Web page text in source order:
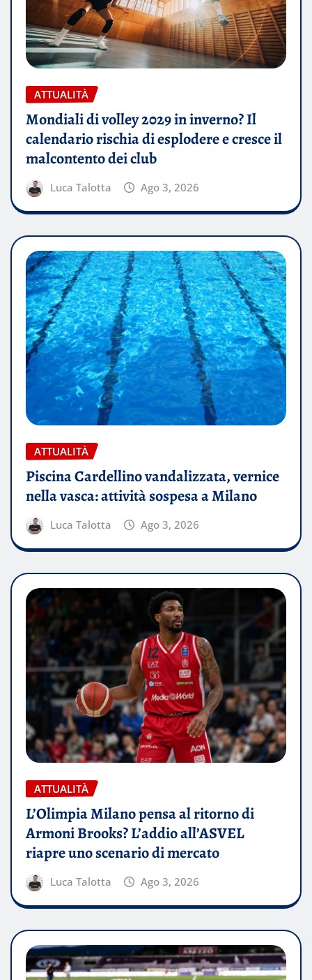
ATTUALITÀ
Mondiali di volley 2029 in inverno? Il
calendario rischia di esplodere e cresce il
malcontento dei club
Luca Talotta Ago 3, 2026
ATTUALITÀ
Piscina Cardellino vandalizzata, vernice
nella vasca: attività sospesa a Milano
Luca Talotta Ago 3, 2026
ATTUALITÀ
L’Olimpia Milano pensa al ritorno di
Armoni Brooks? L’addio all’ASVEL
riapre uno scenario di mercato
Luca Talotta Ago 3, 2026